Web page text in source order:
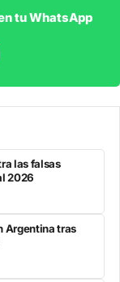
tu WhatsApp
las falsas
2026
Argentina tras